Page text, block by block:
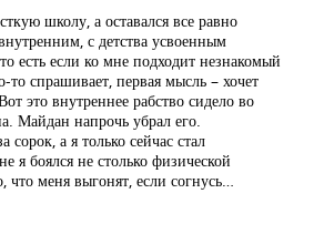
школу, а оставался все равно
с детства усвоенным
есть если ко мне подходит незнакомый
то спрашивает, первая мысль – хочет
это внутреннее рабство сидело во
Майдан напрочь убрал его.
а я только сейчас стал
я боялся не столько физической
что меня выгонят, если согнусь…